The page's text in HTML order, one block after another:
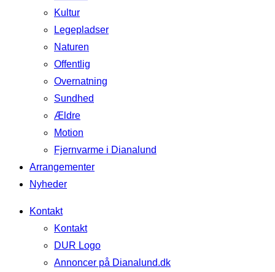
Kultur
Legepladser
Naturen
Offentlig
Overnatning
Sundhed
Ældre
Motion
Fjernvarme i Dianalund
Arrangementer
Nyheder
Kontakt
Kontakt
DUR Logo
Annoncer på Dianalund.dk